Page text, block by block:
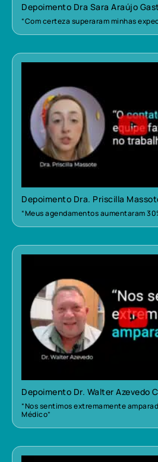
Depoimento Dra Sara Araújo
“Com certeza superaram minhas
Depoimento Dra. Priscilla
“Meus agendamentos aumentaram
Depoimento Dr. Walter Azevedo
“Nos sentimos extremamente
Médico”